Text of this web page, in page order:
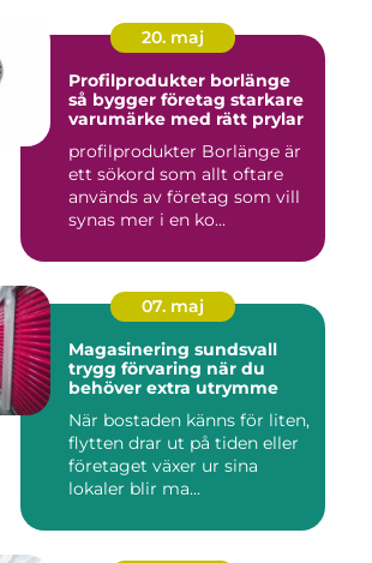
20. maj
Profilprodukter borlänge
så bygger företag starkare
varumärke med rätt prylar
profilprodukter Borlänge är
ett sökord som allt oftare
används av företag som vill
synas mer i en ko...
07. maj
Magasinering sundsvall
trygg förvaring när du
behöver extra utrymme
När bostaden känns för liten,
flytten drar ut på tiden eller
företaget växer ur sina
lokaler blir ma...